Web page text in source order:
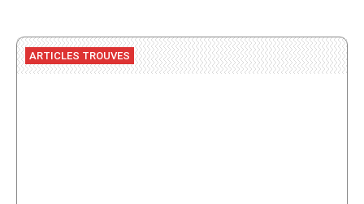
ARTICLES TROUVES